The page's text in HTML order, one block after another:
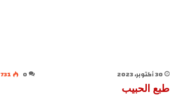
30 أكتوبر، 2023 0
731
طبع الحبيب